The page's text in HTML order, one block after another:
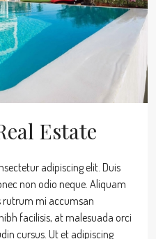
Estate
adipiscing elit. Duis
non odio neque. Aliquam
rutrum mi accumsan
facilisis, at malesuada orci
cursus. Ut et adipiscing